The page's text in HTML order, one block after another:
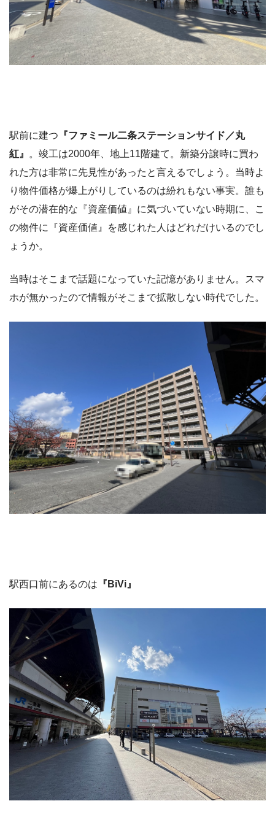
駅前に建つ 『ファミール二条ステーションサイド／丸
紅』
。竣工は2000年、地上11階建て。新築分譲時に買わ
れた方は非常に先見性があったと言えるでしょう。当時よ
り物件価格が爆上がりしているのは紛れもない事実。誰も
がその潜在的な『資産価値』に気づいていない時期に、こ
の物件に『資産価値』を感じれた人はどれだけいるのでし
ょうか。
当時はそこまで話題になっていた記憶がありません。スマ
ホが無かったので情報がそこまで拡散しない時代でした。
駅西口前にあるのは 『BiVi』